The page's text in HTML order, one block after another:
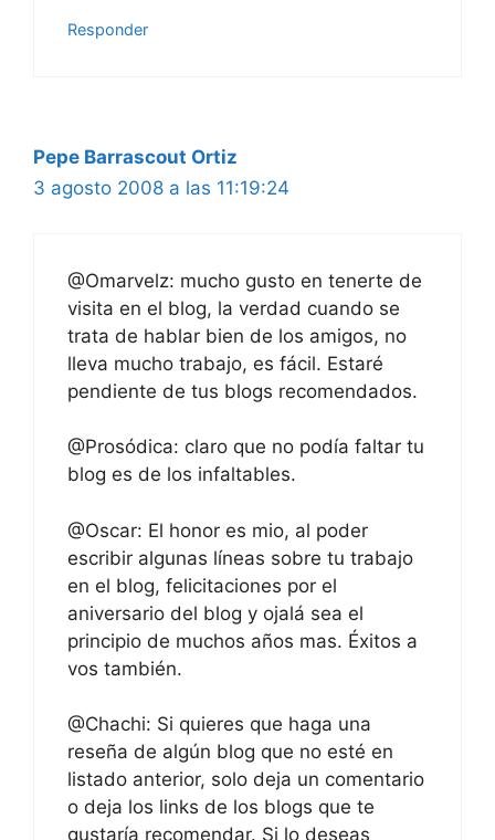
Responder
Pepe Barrascout Ortiz
3 agosto 2008 a las 11:19:24
@Omarvelz: mucho gusto en tenerte de
visita en el blog, la verdad cuando se
trata de hablar bien de los amigos, no
lleva mucho trabajo, es fácil. Estaré
pendiente de tus blogs recomendados.
@Prosódica: claro que no podía faltar tu
blog es de los infaltables.
@Oscar: El honor es mio, al poder
escribir algunas líneas sobre tu trabajo
en el blog, felicitaciones por el
aniversario del blog y ojalá sea el
principio de muchos años mas. Éxitos a
vos también.
@Chachi: Si quieres que haga una
reseña de algún blog que no esté en
listado anterior, solo deja un comentario
o deja los links de los blogs que te
gustaría recomendar. Si lo deseas